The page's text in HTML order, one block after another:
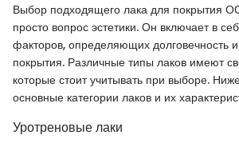
Выбор подходящего лака для покрытия
просто вопрос эстетики. Он включает в
факторов, определяющих долговечность
покрытия. Различные типы лаков имеют
которые стоит учитывать при выборе.
основные категории лаков и их
Уротреновые лаки